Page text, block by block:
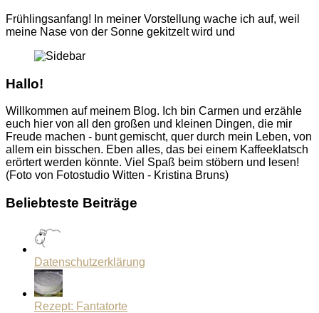
Frühlingsanfang! In meiner Vorstellung wache ich auf, weil
meine Nase von der Sonne gekitzelt wird und
Hallo!
Willkommen auf meinem Blog. Ich bin Carmen und erzähle
euch hier von all den großen und kleinen Dingen, die mir
Freude machen - bunt gemischt, quer durch mein Leben, von
allem ein bisschen. Eben alles, das bei einem Kaffeeklatsch
erörtert werden könnte. Viel Spaß beim stöbern und lesen!
(Foto von Fotostudio Witten - Kristina Bruns)
Beliebteste Beiträge
Datenschutzerklärung
Rezept: Fantatorte